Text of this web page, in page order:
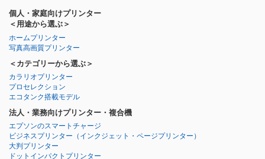
個人・家庭向けプリンター
＜用途から選ぶ＞
ホームプリンター
写真高画質プリンター
＜カテゴリーから選ぶ＞
カラリオプリンター
プロセレクション
エコタンク搭載モデル
法人・業務向けプリンター・複合機
エプソンのスマートチャージ
ビジネスプリンター （インクジェット・ページプリンター）
大判プリンター
ドットインパクトプリンター